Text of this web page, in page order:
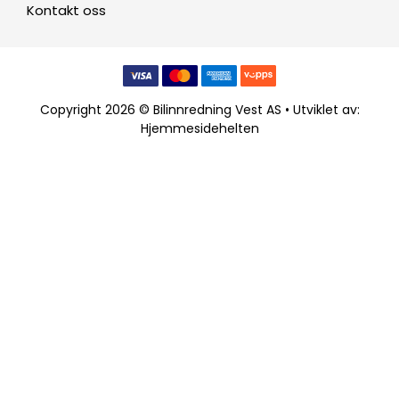
Kontakt oss
Copyright 2026 © Bilinnredning Vest AS • Utviklet av:
Hjemmesidehelten